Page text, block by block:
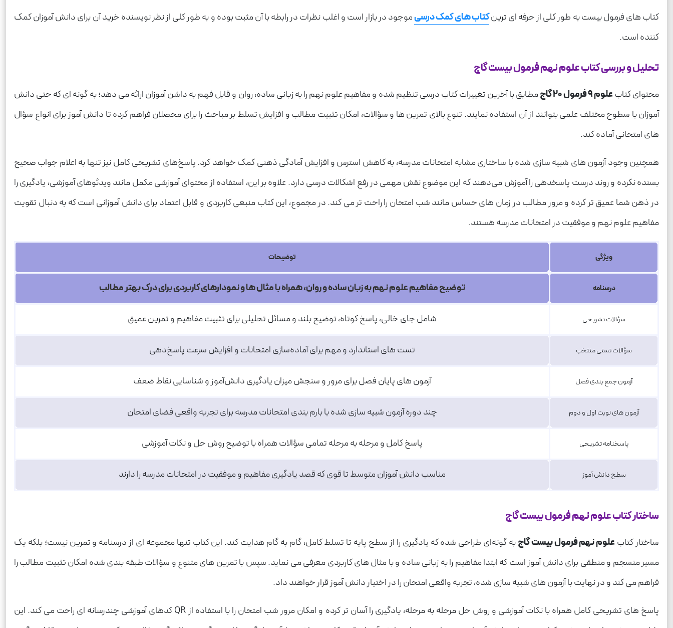
کتاب های فرمول بیست به طور کلی از حرفه ای ترینکتاب های کمک درسیموجود در بازار است و اغلب نظرات در رابطه با آن مثبت بوده و به طور کلی از نظر نویسنده خرید آن برای دانش آموزان کمک
کننده است.
تحلیل و بررسی کتاب علوم نهم فرمول بیست گاج
محتوای کتابعلوم 9 فرمول 20 گاج
مطابق با آخرین تغییرات کتاب درسی تنظیم شده و مفاهیم علوم نهم را به زبانی ساده، روان و قابل فهم به داشن آموزان ارائه می دهد؛ به گونه ای که حتی دانش
آموزان با سطوح مختلف علمی بتوانند از آن استفاده نمایند. تنوع بالای تمرین ها و سؤالات، امکان تثبیت مطالب و افزایش تسلط بر مباحث را برای محصلان فراهم کرده تا دانش آموز برای انواع سؤال
های امتحانی آماده کند.
همچنین وجود آزمون های شبیه سازی شده با ساختاری مشابه امتحانات مدرسه، به کاهش استرس و افزایش آمادگی ذهنی کمک خواهد کرد. پاسخ‌های تشریحی کامل نیز تنها به اعلام جواب صحیح
بسنده نکرده و روند درست پاسخدهی را آموزش می‌دهند که این موضوع نقش مهمی در رفع اشکالات درسی دارد. علاوه بر این، استفاده از محتوای آموزشی مکمل مانند ویدئوهای آموزشی، یادگیری را
در ذهن شما عمیق تر کرده و مرور مطالب در زمان های حساس مانند شب امتحان را راحت تر می کند. در مجموع، این کتاب منبعی کاربردی و قابل اعتماد برای دانش آموزانی است که به دنبال تقویت
مفاهیم علوم نهم و موفقیت در امتحانات مدرسه هستند.
ویژگی توضیحات
درسنامه توضیح مفاهیم علوم نهم به زبان ساده و روان، همراه با مثال ها و نمودارهای کاربردی برای درک بهتر مطالب
سؤالات تشریحی شامل جای خالی، پاسخ کوتاه، توضیح بلند و مسائل تحلیلی برای تثبیت مفاهیم و تمرین عمیق
سؤالات تستی منتخب تست های استاندارد و مهم برای آماده‌سازی امتحانات و افزایش سرعت پاسخ‌دهی
آزمون جمع بندی فصل آزمون های پایان فصل برای مرور و سنجش میزان یادگیری دانش‌آموز و شناسایی نقاط ضعف
آزمون های نوبت اول و دوم چند دوره آزمون شبیه سازی شده با بارم بندی امتحانات مدرسه برای تجربه واقعی فضای امتحان
پاسخنامه تشریحی پاسخ کامل و مرحله به مرحله تمامی سؤالات همراه با توضیح روش حل و نکات آموزشی
سطح دانش آموز مناسب دانش آموزان متوسط تا قوی که قصد یادگیری مفاهیم و موفقیت در امتحانات مدرسه را دارند
ساختار کتاب علوم نهم فرمول بیست گاج
ساختار کتابعلوم نهم فرمول بیست گاجبه گونه‌ای طراحی شده که یادگیری را از سطح پایه تا تسلط کامل، گام به گام هدایت کند. این کتاب تنها مجموعه ای از درسنامه و تمرین نیست؛ بلکه یک
مسیر منسجم و منطقی برای دانش آموز است که ابتدا مفاهیم را به زبانی ساده و با مثال های کاربردی معرفی می نماید. سپس با تمرین های متنوع و سؤالات طبقه بندی شده امکان تثبیت مطالب را
فراهم می کند و در نهایت با آزمون های شبیه سازی شده، تجربه واقعی امتحان را در اختیار دانش آموز قرار خواهند داد.
پاسخ های تشریحی کامل همراه با نکات آموزشی و روش حل مرحله به مرحله، یادگیری را آسان تر کرده و امکان مرور شب امتحان را با استفاده از QR کدهای آموزشی چندرسانه ای راحت می کند. این